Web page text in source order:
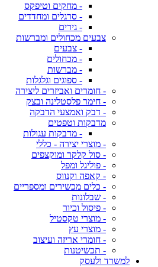
- מחקים וטיפקס
- סרגלים ומחדדים
- גירים
צבעים מכחולים ומברשות
- צבעים
- מכחולים
- מברשות
- ספוגים וגלגלות
- חומרים ואביזרים ליצירה
- חימר פלסטלינה ובצק
- דבק ואמצעי הדבקה
מדבקות וטפטים
- מדבקות עגולות
- מוצרי יצירה - כללי
- סול קלקר ומוקצפים
- פוליגל ומפל
- קאפה וקנווס
- כלים מכשירים ומספריים
- שבלונות
- פיסול וכיור
- מוצרי טקסטיל
- מוצרי עץ
- חומרי אריזה ועיצוב
- תכשיטנות
למשרד ולעסק